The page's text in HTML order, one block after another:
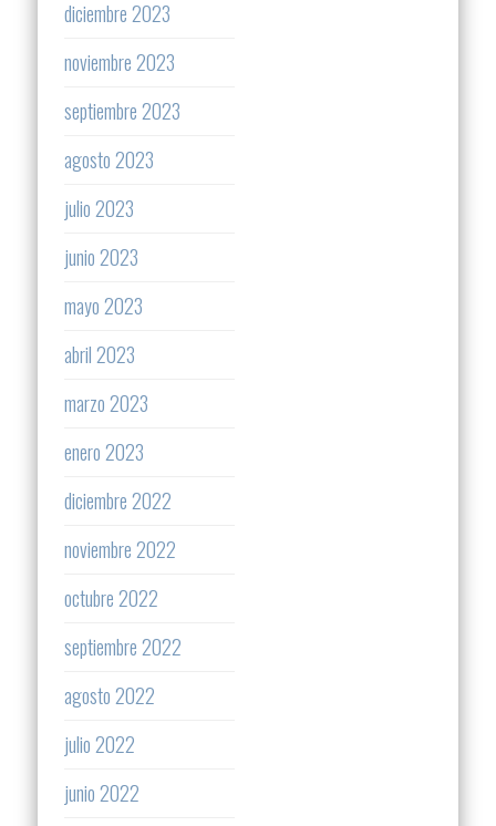
diciembre 2023
noviembre 2023
septiembre 2023
agosto 2023
julio 2023
junio 2023
mayo 2023
abril 2023
marzo 2023
enero 2023
diciembre 2022
noviembre 2022
octubre 2022
septiembre 2022
agosto 2022
julio 2022
junio 2022